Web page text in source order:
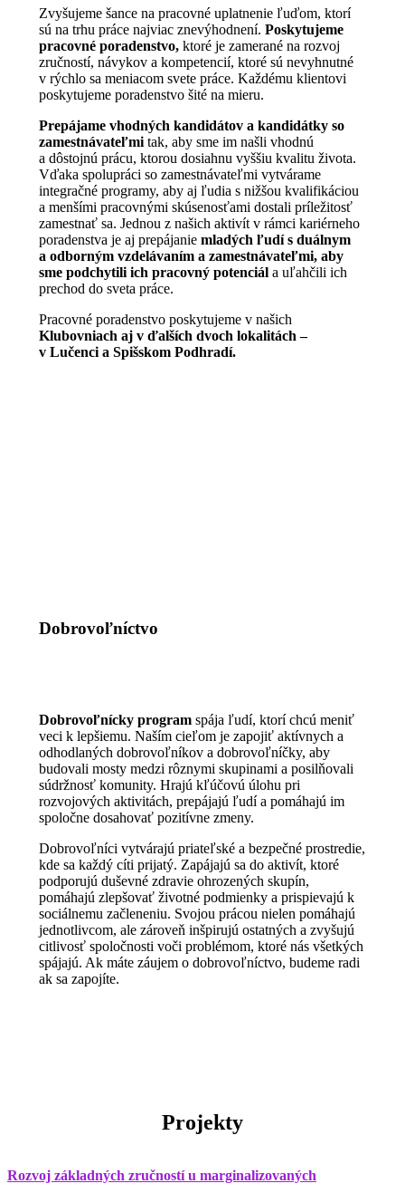
Zvyšujeme šance na pracovné uplatnenie ľuďom, ktorí
sú na trhu práce najviac znevýhodnení. Poskytujeme
pracovné poradenstvo,ktoré je zamerané na rozvoj
zručností, návykov a kompetencií, ktoré sú nevyhnutné
v rýchlo sa meniacom svete práce. Každému klientovi
poskytujeme poradenstvo šité na mieru.
Prepájame vhodných kandidátov a kandidátky so
zamestnávateľmi tak, aby sme im našli vhodnú
a dôstojnú prácu, ktorou dosiahnu vyššiu kvalitu života.
Vďaka spolupráci so zamestnávateľmi vytvárame
integračné programy, aby aj ľudia s nižšou kvalifikáciou
a menšími pracovnými skúsenosťami dostali príležitosť
zamestnať sa. Jednou z našich aktivít v rámci kariérneho
poradenstva je aj prepájanie mladých ľudí s duálnym
a odborným vzdelávaním a zamestnávateľmi, aby
sme podchytili ich pracovný potenciál a uľahčili ich
prechod do sveta práce.
Pracovné poradenstvo poskytujeme v našich
Klubovniach aj v ďalších dvoch lokalitách –
v Lučenci a Spišskom Podhradí.
Dobrovoľníctvo
Dobrovoľnícky programspája ľudí, ktorí chcú meniť
veci k lepšiemu. Naším cieľom je zapojiť aktívnych a
odhodlaných dobrovoľníkov a dobrovoľníčky, aby
budovali mosty medzi rôznymi skupinami a posilňovali
súdržnosť komunity. Hrajú kľúčovú úlohu pri
rozvojových aktivitách, prepájajú ľudí a pomáhajú im
spoločne dosahovať pozitívne zmeny.
Dobrovoľníci vytvárajú priateľské a bezpečné prostredie,
kde sa každý cíti prijatý. Zapájajú sa do aktivít, ktoré
podporujú duševné zdravie ohrozených skupín,
pomáhajú zlepšovať životné podmienky a prispievajú k
sociálnemu začleneniu. Svojou prácou nielen pomáhajú
jednotlivcom, ale zároveň inšpirujú ostatných a zvyšujú
citlivosť spoločnosti voči problémom, ktoré nás všetkých
spájajú. Ak máte záujem o dobrovoľníctvo, budeme radi
ak sa zapojíte.
Projekty
Rozvoj základných zručností u marginalizovaných